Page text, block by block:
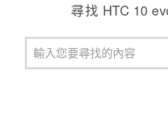
尋找 HTC 10